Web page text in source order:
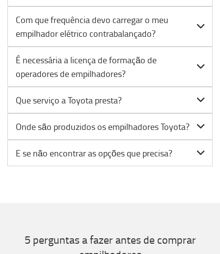
Com que frequência devo carregar o meu
empilhador elétrico contrabalançado?
É necessária a licença de formação de
operadores de empilhadores?
Que serviço a Toyota presta?
Onde são produzidos os empilhadores Toyota?
E se não encontrar as opções que precisa?
5 perguntas a fazer antes de comprar